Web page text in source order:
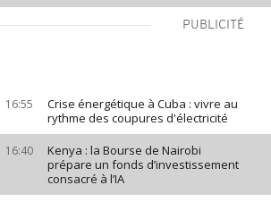
PUBLICITÉ
16:55
Crise énergétique à Cuba : vivre au
rythme des coupures d'électricité
16:40
Kenya : la Bourse de Nairobi
prépare un fonds d’investissement
consacré à l’IA